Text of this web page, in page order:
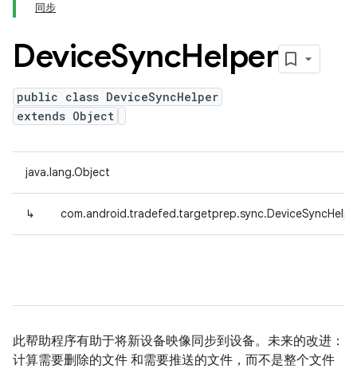
同步
DeviceSyncHelper
public class DeviceSyncHelper
extends Object
java.lang.Object
↳
此帮助程序有助于将新设备映像同步到设备。未来的改进：
计算需要删除的文件 和需要推送的文件，而不是整个文件